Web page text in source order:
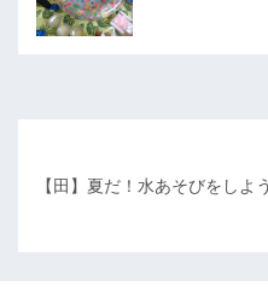
【田】夏だ！水あそびをしよう